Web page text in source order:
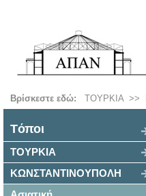
Βρίσκεστε εδώ: ΤΟΥΡΚΙΑ>>
Tόποι
ΤΟΥΡΚΙΑ
ΚΩΝΣΤΑΝΤΙΝΟΥΠΟΛΗ